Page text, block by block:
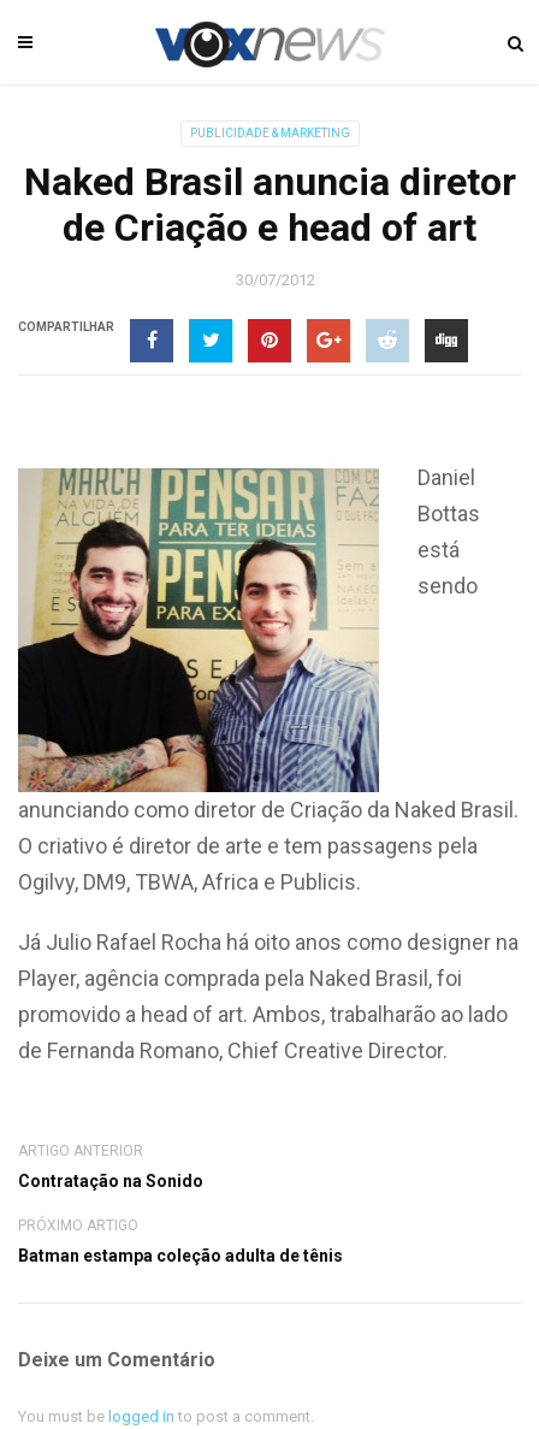
PUBLICIDADE & MARKETING
Naked Brasil anuncia diretor
de Criação e head of art
30/07/2012
COMPARTILHAR
Daniel
Bottas
está
sendo
anunciando como diretor de Criação da Naked Brasil.
O criativo é diretor de arte e tem passagens pela
Ogilvy, DM9, TBWA, Africa e Publicis.
Já Julio Rafael Rocha há oito anos como designer na
Player, agência comprada pela Naked Brasil, foi
promovido a head of art. Ambos, trabalharão ao lado
de Fernanda Romano, Chief Creative Director.
ARTIGO ANTERIOR
Contratação na Sonido
PRÓXIMO ARTIGO
Batman estampa coleção adulta de tênis
Deixe um Comentário
You must be logged in to post a comment.